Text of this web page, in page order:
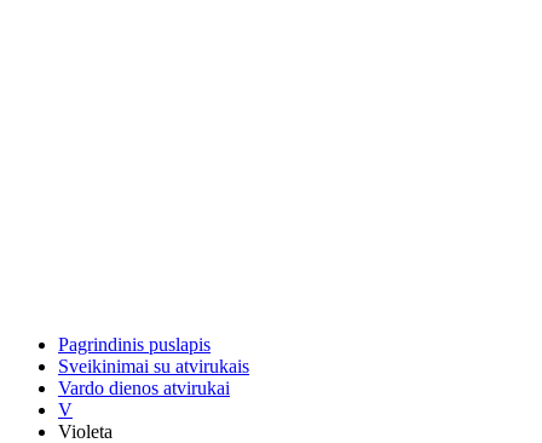
Pagrindinis puslapis
Sveikinimai su atvirukais
Vardo dienos atvirukai
V
Violeta